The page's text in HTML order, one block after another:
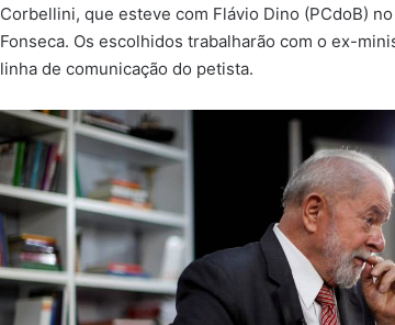
Corbellini, que esteve com Flávio Dino (PCdoB)
Fonseca. Os escolhidos trabalharão com o ex-
linha de comunicação do petista.